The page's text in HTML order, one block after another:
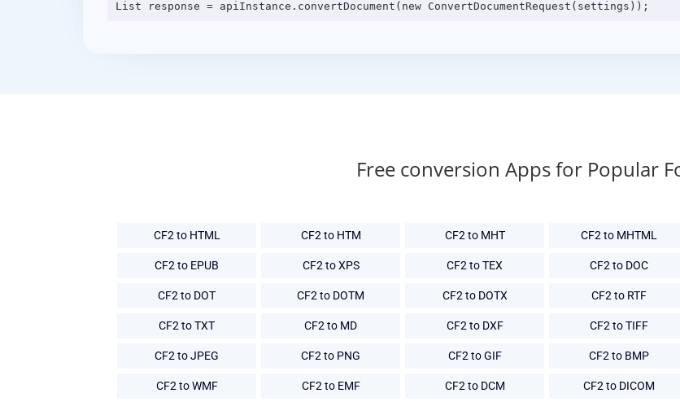
Free conversion Apps for Popular
CF2 to HTML CF2 to HTM CF2 to MHT CF2 to MHTML
CF2 to EPUB CF2 to XPS CF2 to TEX CF2 to DOC
CF2 to DOT CF2 to DOTM CF2 to DOTX CF2 to RTF
CF2 to TXT CF2 to MD CF2 to DXF CF2 to TIFF
CF2 to JPEG CF2 to PNG CF2 to GIF CF2 to BMP
CF2 to WMF CF2 to EMF CF2 to DCM CF2 to DICOM